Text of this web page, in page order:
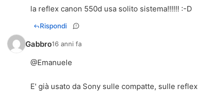
la reflex canon 550d usa solito sistema!!!!!! :-D
Rispondi
Gabbro16 anni fa
@Emanuele
E' già usato da Sony sulle compatte, sulle reflex